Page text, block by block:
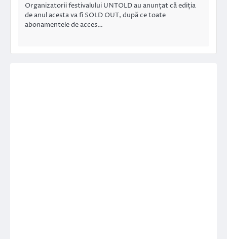
Organizatorii festivalului UNTOLD au anunțat că ediția
de anul acesta va fi SOLD OUT, după ce toate
abonamentele de acces…